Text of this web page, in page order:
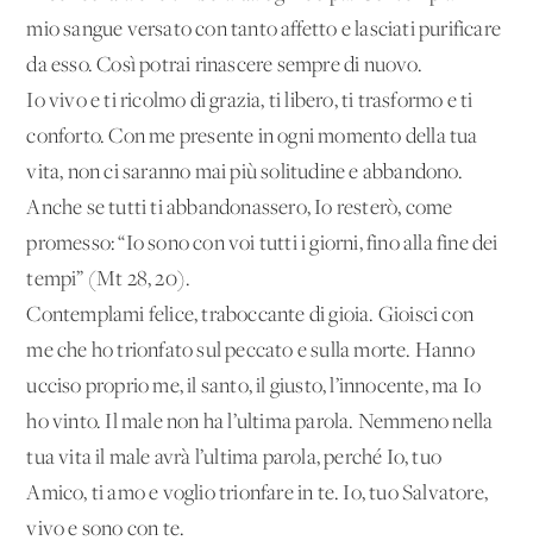
mio sangue versato con tanto affetto e lasciati purificare
da esso. Così potrai rinascere sempre di nuovo.
Io vivo e ti ricolmo di grazia, ti libero, ti trasformo e ti
conforto. Con me presente in ogni momento della tua
vita, non ci saranno mai più solitudine e abbandono.
Anche se tutti ti abbandonassero, Io resterò, come
promesso: “Io sono con voi tutti i giorni, fino alla fine dei
tempi” (Mt 28, 20).
Contemplami felice, traboccante di gioia. Gioisci con
me che ho trionfato sul peccato e sulla morte. Hanno
ucciso proprio me, il santo, il giusto, l’innocente, ma Io
ho vinto. Il male non ha l’ultima parola. Nemmeno nella
tua vita il male avrà l’ultima parola, perché Io, tuo
Amico, ti amo e voglio trionfare in te. Io, tuo Salvatore,
vivo e sono con te.